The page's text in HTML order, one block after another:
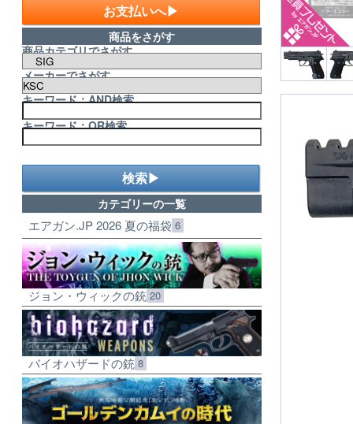
お支払いへ▶
商品をさがす
商品カテゴリでさがす
メーカーでさがす
キーワード：AND検索
キーワード：OR検索
検索▶
カテゴリーの一覧
エアガン.JP 2026 夏の福袋 6
ジョン・ウィックの銃 20
バイオハザードの銃 8